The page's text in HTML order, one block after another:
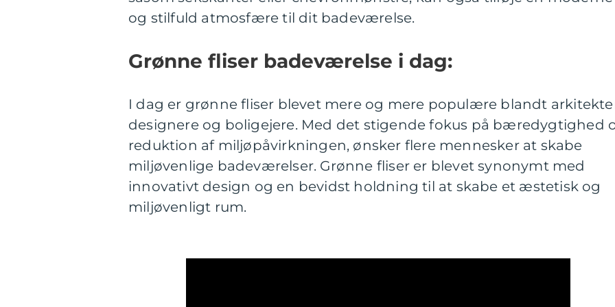
og stilfuld atmosfære til dit badeværelse.
Grønne fliser badeværelse i dag:
I dag er grønne fliser blevet mere og mere populære blandt
designere og boligejere. Med det stigende fokus på bæredygtighed
reduktion af miljøpåvirkningen, ønsker flere mennesker at skabe
miljøvenlige badeværelser. Grønne fliser er blevet synonymt med
innovativt design og en bevidst holdning til at skabe et æstetisk og
miljøvenligt rum.